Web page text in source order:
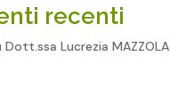
recenti
Dott.ssa Lucrezia MAZZOLA